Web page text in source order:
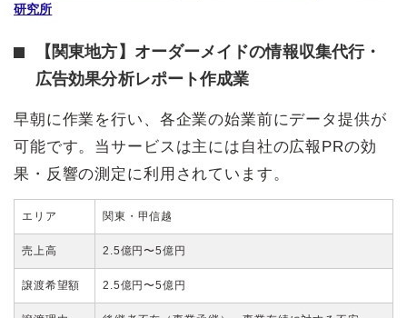
研究所
【関東地方】オーダーメイドの情報収集代行・
広告効果分析レポート作成業
早朝に作業を行い、各企業の始業前にデータ提供が
可能です。当サービスは主には自社の広報PRの効
果・反響の測定に利用されています。
エリア 関東・甲信越
売上高 2.5億円〜5億円
譲渡希望額 2.5億円〜5億円